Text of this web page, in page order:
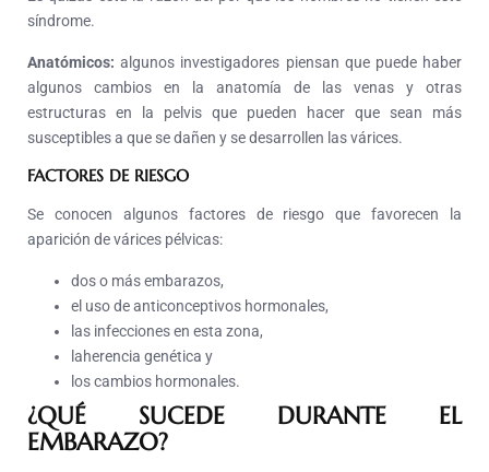
síndrome.
Anatómicos: algunos investigadores piensan que puede haber
algunos cambios en la anatomía de las venas y otras
estructuras en la pelvis que pueden hacer que sean más
susceptibles a que se dañen y se desarrollen las várices.
FACTORES DE RIESGO
Se conocen algunos factores de riesgo que favorecen la
aparición de várices pélvicas:
dos o más embarazos,
el uso de anticonceptivos hormonales,
las infecciones en esta zona,
laherencia genética y
los cambios hormonales.
¿QUÉ SUCEDE DURANTE EL
EMBARAZO?